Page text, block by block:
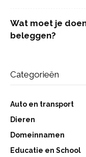
Wat moet je
beleggen?
Categorieën
Auto en transport
Dieren
Domeinnamen
Educatie en School